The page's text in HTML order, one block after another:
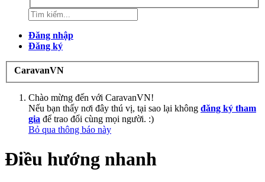
Đăng nhập
Đăng ký
CaravanVN
Chào mừng đến với CaravanVN!
Nếu bạn thấy nơi đây thú vị, tại sao lại không đăng ký tham
gia để trao đổi cùng mọi người. :)
Bỏ qua thông báo này
Điều hướng nhanh